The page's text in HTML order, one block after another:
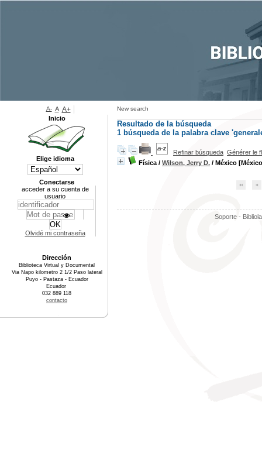
New search
Resultado de la búsqueda
1 búsqueda de la palabra clave
Refinar búsqueda Générer le
Física / Wilson, Jerry D. / México
Soporte -
A- A A+
Inicio
Elige idioma
Conectarse
acceder a su cuenta de
usuario
Olvidé mi contraseña
Dirección
Biblioteca Virtual y Documental
Via Napo kilometro 2 1/2 Paso lateral
Puyo - Pastaza - Ecuador
Ecuador
032 889 118
contacto